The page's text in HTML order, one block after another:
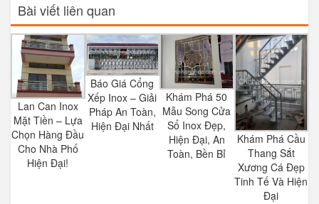
Bài viết liên quan
Lan Can Inox
Mặt Tiền – Lựa
Chọn Hàng Đầu
Cho Nhà Phố
Hiện Đại!
Báo Giá Cổng
Xếp Inox – Giải
Pháp An Toàn,
Hiện Đại Nhất
Khám Phá 50
Mẫu Song Cửa
Sổ Inox Đẹp,
Hiện Đại, An
Toàn, Bền Bỉ
Khám Phá Cầu
Thang Sắt
Xương Cá Đẹp
Tinh Tế Và Hiện
Đại